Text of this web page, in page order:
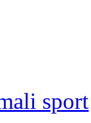
sport